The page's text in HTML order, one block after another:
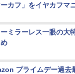
カフ」をイヤカフマ
ミラーレス一眼の大
プライムデー過去